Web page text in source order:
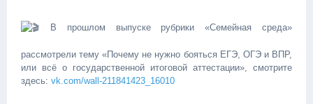
В прошлом выпуске рубрики «Семейная среда»
рассмотрели тему «Почему не нужно бояться ЕГЭ, ОГЭ и ВПР,
или всё о государственной итоговой аттестации», смотрите
здесь: vk.com/wall-211841423_16010